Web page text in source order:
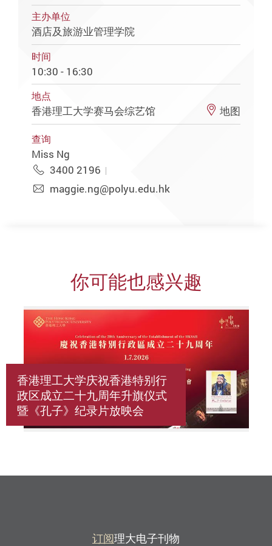
主办单位
酒店及旅游业管理学院
时间
10:30 - 16:30
地点
香港理工大学赛马会综艺馆 地图
查询
Miss Ng
3400 2196
maggie.ng@polyu.edu.hk
你可能也感兴趣
香港理工大学庆祝香港特别行
政区成立二十九周年升旗仪式
暨《孔子》纪录片放映会
订阅理大电子刊物